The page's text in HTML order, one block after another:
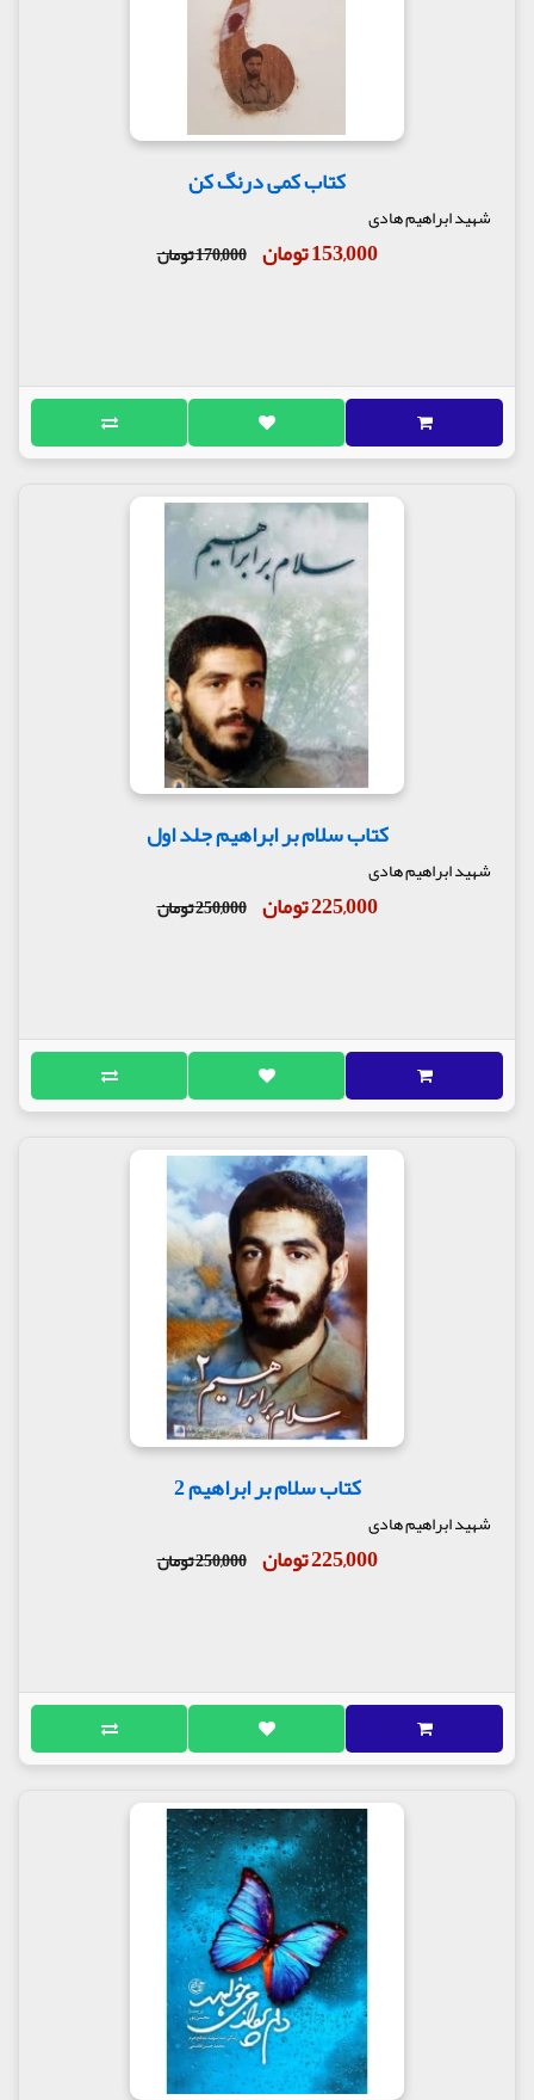
کتاب کمی درنگ کن
شهید ابراهیم هادی
153,000 تومان 170,000 تومان
کتاب سلام بر ابراهیم جلد اول
شهید ابراهیم هادی
225,000 تومان 250,000 تومان
کتاب سلام بر ابراهیم 2
شهید ابراهیم هادی
225,000 تومان 250,000 تومان